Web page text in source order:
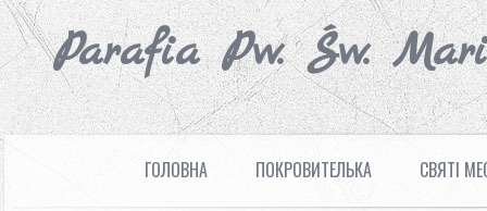
Parafia Pw. Św.
ГОЛОВНА ПОКРОВИТЕЛЬКА СВЯТІ